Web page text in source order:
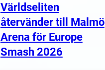
Världseliten
återvänder till Malmö
Arena för Europe
Smash 2026